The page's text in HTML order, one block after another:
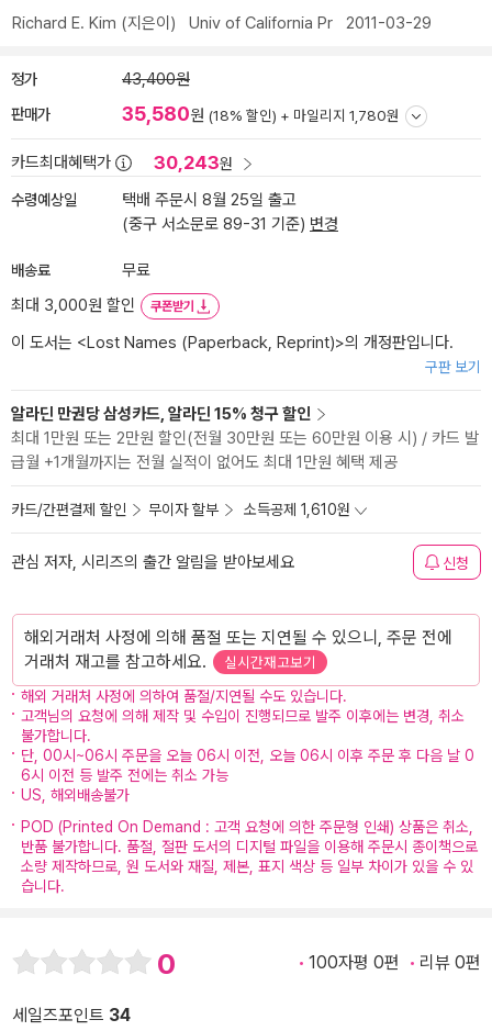
Richard E. Kim (지은이) Univ of California Pr 2011-03-29
정가 43,400원
판매가 35,580원 (18% 할인) + 마일리지 1,780원
카드최대혜택가 30,243원
수령예상일
택배 주문시 8월 25일 출고
(중구 서소문로 89-31 기준) 변경
배송료
무료
최대 3,000원 할인
쿠폰받기
이 도서는 <Lost Names (Paperback, Reprint)>의 개정판입니다.
구판 보기
알라딘 만권당 삼성카드, 알라딘 15% 청구 할인
최대 1만원 또는 2만원 할인(전월 30만원 또는 60만원 이용 시) / 카드 발
급월 +1개월까지는 전월 실적이 없어도 최대 1만원 혜택 제공
카드/간편결제 할인 무이자 할부 소득공제 1,610원
관심 저자, 시리즈의 출간 알림을 받아보세요 신청
해외거래처 사정에 의해 품절 또는 지연될 수 있으니, 주문 전에
거래처 재고를 참고하세요.
실시간재고보기
해외 거래처 사정에 의하여 품절/지연될 수도 있습니다.
고객님의 요청에 의해 제작 및 수입이 진행되므로 발주 이후에는 변경, 취소
불가합니다.
단, 00시~06시 주문을 오늘 06시 이전, 오늘 06시 이후 주문 후 다음 날 0
6시 이전 등 발주 전에는 취소 가능
US, 해외배송불가
POD (Printed On Demand : 고객 요청에 의한 주문형 인쇄) 상품은 취소,
반품 불가합니다. 품절, 절판 도서의 디지털 파일을 이용해 주문시 종이책으로
소량 제작하므로, 원 도서와 재질, 제본, 표지 색상 등 일부 차이가 있을 수 있
습니다.
0 100자평 0편 리뷰 0편
세일즈포인트 34